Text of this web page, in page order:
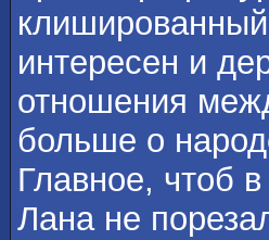
интересен и
отношения
больше о
Главное, чтоб
Лана не